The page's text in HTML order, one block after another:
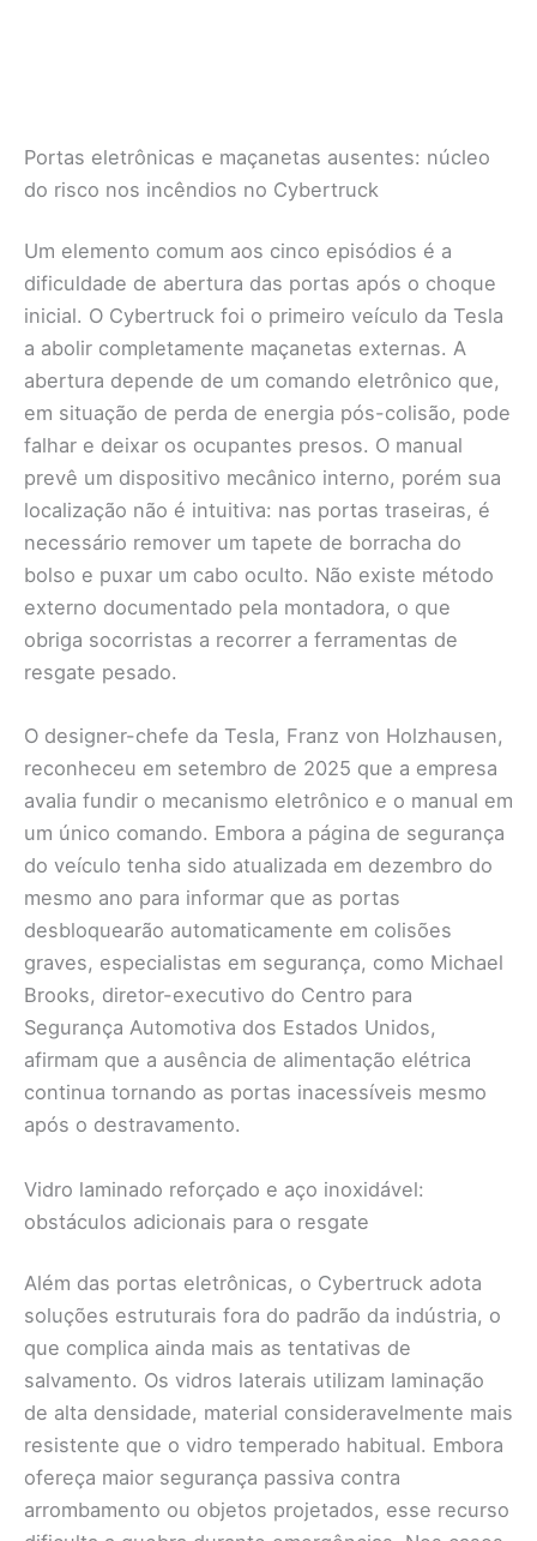
Portas eletrônicas e maçanetas ausentes: núcleo
do risco nos incêndios no Cybertruck
Um elemento comum aos cinco episódios é a
dificuldade de abertura das portas após o choque
inicial. O Cybertruck foi o primeiro veículo da Tesla
a abolir completamente maçanetas externas. A
abertura depende de um comando eletrônico que,
em situação de perda de energia pós-colisão, pode
falhar e deixar os ocupantes presos. O manual
prevê um dispositivo mecânico interno, porém sua
localização não é intuitiva: nas portas traseiras, é
necessário remover um tapete de borracha do
bolso e puxar um cabo oculto. Não existe método
externo documentado pela montadora, o que
obriga socorristas a recorrer a ferramentas de
resgate pesado.
O designer-chefe da Tesla, Franz von Holzhausen,
reconheceu em setembro de 2025 que a empresa
avalia fundir o mecanismo eletrônico e o manual em
um único comando. Embora a página de segurança
do veículo tenha sido atualizada em dezembro do
mesmo ano para informar que as portas
desbloquearão automaticamente em colisões
graves, especialistas em segurança, como Michael
Brooks, diretor-executivo do Centro para
Segurança Automotiva dos Estados Unidos,
afirmam que a ausência de alimentação elétrica
continua tornando as portas inacessíveis mesmo
após o destravamento.
Vidro laminado reforçado e aço inoxidável:
obstáculos adicionais para o resgate
Além das portas eletrônicas, o Cybertruck adota
soluções estruturais fora do padrão da indústria, o
que complica ainda mais as tentativas de
salvamento. Os vidros laterais utilizam laminação
de alta densidade, material consideravelmente mais
resistente que o vidro temperado habitual. Embora
ofereça maior segurança passiva contra
arrombamento ou objetos projetados, esse recurso